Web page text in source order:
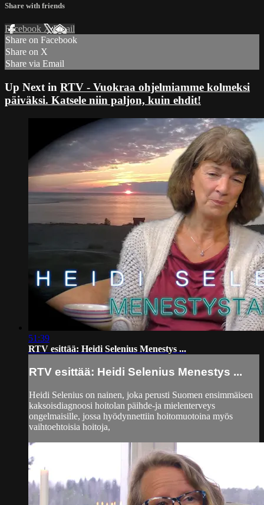
Share with friends
Facebook XEmail
Share on Facebook
Share on X
Share via Email
Up Next in RTV - Vuokraa ohjelmiamme kolmeksi
päiväksi. Katsele niin paljon, kuin ehdit!
51:39
RTV esittää: Heidi Selenius Menestys ...
RTV esittää: Heidi Selenius Menestys ...
Heidi Selenius on nainen, joka perusti Suomen ensimmäisen
kaksoisdiagnoosi hoitolan päihde-ja mielenterveys
ongelmaisille, jossa hyödynnettiin hoitomuotoina myös
vaihtoehtoisia hoitoja,